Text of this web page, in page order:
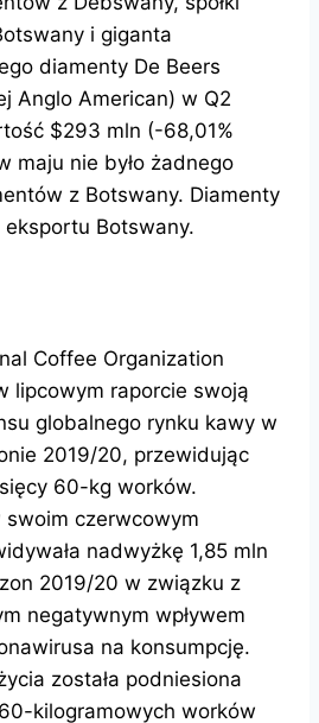
i giganta
diamenty De Beers
Anglo American) w Q2
$293 mln (-68,01%
maju nie było żadnego
z Botswany. Diamenty
Botswany.
Coffee Organization
lipcowym raporcie swoją
globalnego rynku kawy w
2019/20, przewidując
60-kg worków.
swoim czerwcowym
nadwyżkę 1,85 mln
2019/20 w związku z
negatywnym wpływem
na konsumpcję.
została podniesiona
kilogramowych worków